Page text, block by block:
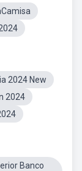
2024 New
2024
Banco